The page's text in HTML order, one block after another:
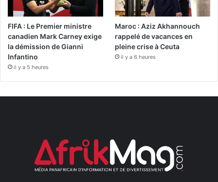
FIFA : Le Premier ministre
canadien Mark Carney exige
la démission de Gianni
Infantino
il y a 5 heures
Maroc : Aziz Akhannouch
rappelé de vacances en
pleine crise à Ceuta
il y a 6 heures